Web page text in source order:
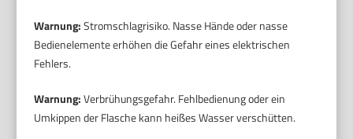
Warnung:Stromschlagrisiko. Nasse Hände oder nasse
Bedienelemente erhöhen die Gefahr eines elektrischen
Fehlers.
Warnung:Verbrühungsgefahr. Fehlbedienung oder ein
Umkippen der Flasche kann heißes Wasser verschütten.